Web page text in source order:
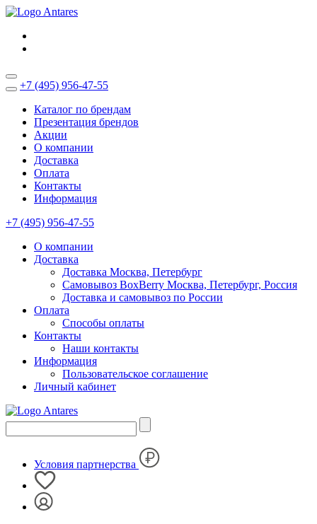
+7 (495) 956-47-55
Каталог по брендам
Презентация брендов
Акции
О компании
Доставка
Оплата
Контакты
Информация
+7 (495) 956-47-55
О компании
Доставка
Доставка Москва, Петербург
Самовывоз BoxBerry Москва, Петербург, Россия
Доставка и самовывоз по России
Оплата
Способы оплаты
Контакты
Наши контакты
Информация
Пользовательское соглашение
Личный кабинет
Условия партнерства